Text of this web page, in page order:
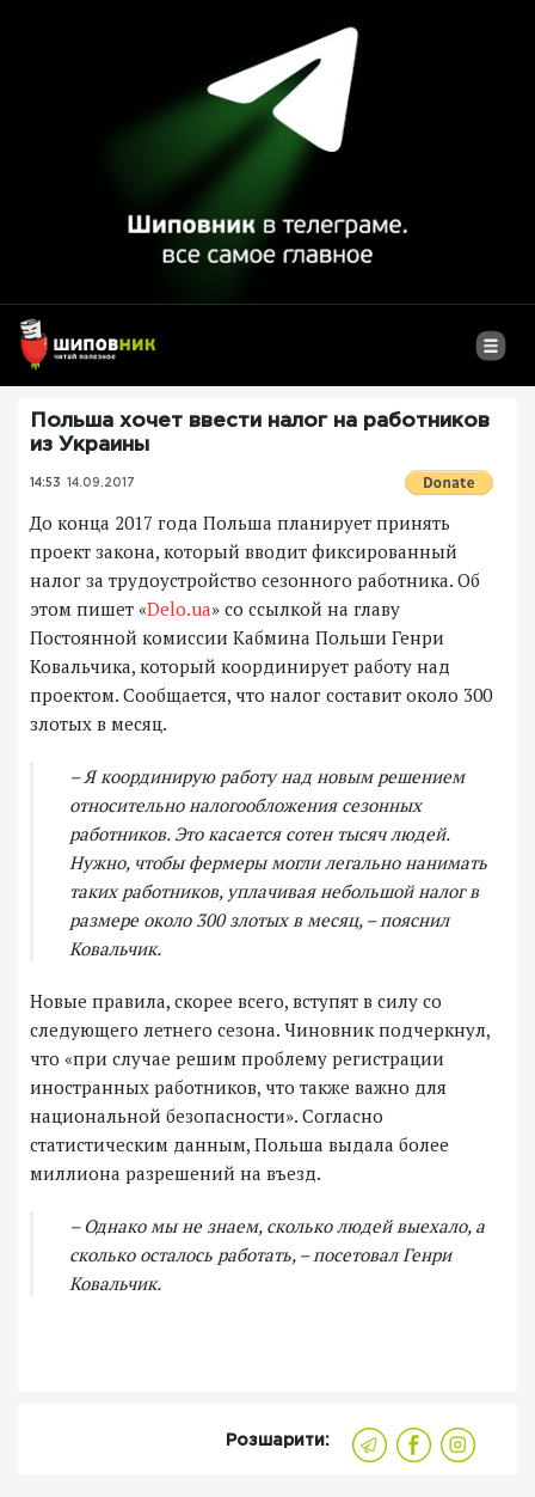
Польша хочет ввести налог на работников
из Украины
14:53 14.09.2017
До конца 2017 года Польша планирует принять
проект закона, который вводит фиксированный
налог за трудоустройство сезонного работника. Об
этом пишет «Delo.ua» со ссылкой на главу
Постоянной комиссии Кабмина Польши Генри
Ковальчика, который координирует работу над
проектом. Сообщается, что налог составит около 300
злотых в месяц.
– Я координирую работу над новым решением
относительно налогообложения сезонных
работников. Это касается сотен тысяч людей.
Нужно, чтобы фермеры могли легально нанимать
таких работников, уплачивая небольшой налог в
размере около 300 злотых в месяц, – пояснил
Ковальчик.
Новые правила, скорее всего, вступят в силу со
следующего летнего сезона. Чиновник подчеркнул,
что «при случае решим проблему регистрации
иностранных работников, что также важно для
национальной безопасности». Согласно
статистическим данным, Польша выдала более
миллиона разрешений на въезд.
– Однако мы не знаем, сколько людей выехало, а
сколько осталось работать, – посетовал Генри
Ковальчик.
Розшарити: